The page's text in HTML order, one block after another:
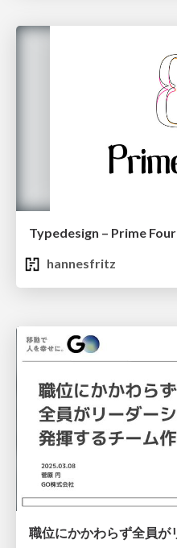
Typedesign – Prime Four
hannesfritz